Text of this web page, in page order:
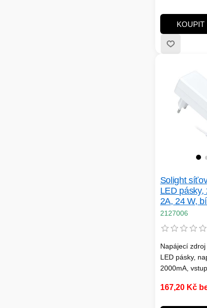
KOUPIT
Solight
LED pásky,
2A, 24 W,
2127006
Napájecí
LED pásky,
2000mA,
24W, ochrana
167,20 Kč